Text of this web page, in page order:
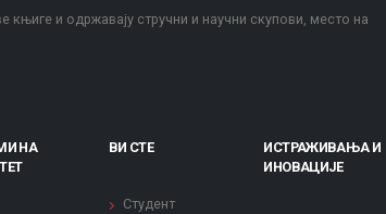
и одржавају стручни и научни скупови, место на
НА
ВИ СТЕ
Студент
ИСТРАЖИВАЊА И
ИНОВАЦИЈЕ